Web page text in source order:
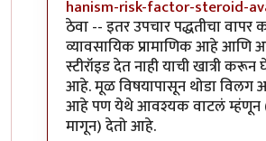
hanism-risk-factor-steroid-
ठेवा -- इतर उपचार पद्धतीचा वापर
व्यावसायिक प्रामाणिक आहे आणि
स्टीरॉइड देत नाही याची खात्री
आहे. मूळ विषयापासून थोडा विलग
आहे पण येथे आवश्यक वाटलं म्हंणून
मागून) देतो आहे.